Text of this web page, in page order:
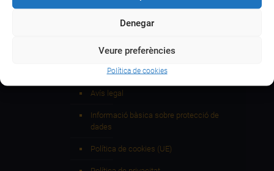
Denegar
Veure preferències
Política de cookies
Accessibilitat
Avís legal
Informació bàsica sobre protecció de
dades
Política de cookies (UE)